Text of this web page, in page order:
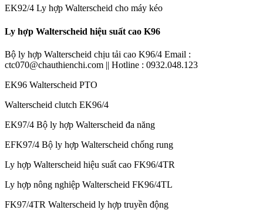
EK92/4 Ly hợp Walterscheid cho máy kéo
Ly hợp Walterscheid hiệu suất cao K96
Bộ ly hợp Walterscheid chịu tải cao K96/4 Email :
ctc070@chauthienchi.com || Hotline : 0932.048.123
EK96 Walterscheid PTO
Walterscheid clutch EK96/4
EK97/4 Bộ ly hợp Walterscheid đa năng
EFK97/4 Bộ ly hợp Walterscheid chống rung
Ly hợp Walterscheid hiệu suất cao FK96/4TR
Ly hợp nông nghiệp Walterscheid FK96/4TL
FK97/4TR Walterscheid ly hợp truyền động